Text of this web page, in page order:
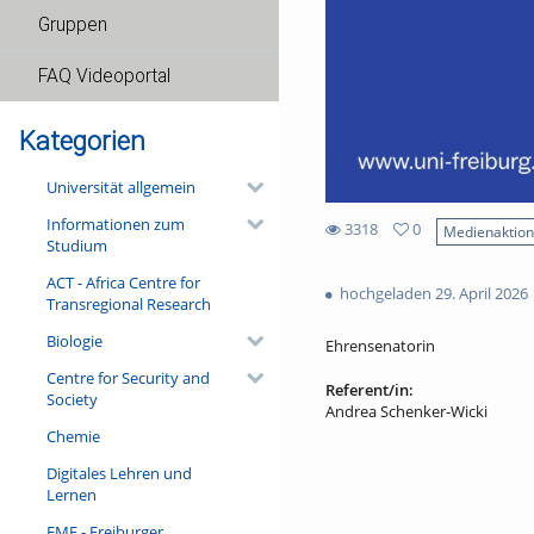
Gruppen
FAQ Videoportal
Kategorien
Universität allgemein
Informationen zum
Studium
ACT - Africa Centre for
Transregional Research
Biologie
Centre for Security and
Society
Chemie
Digitales Lehren und
Lernen
3318
views
0
hochgeladen 29. April 2026
Ehrensenatorin
Referent/in:
Andrea Schenker-Wicki